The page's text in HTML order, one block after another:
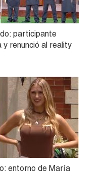
participante
renunció al reality
entorno de María